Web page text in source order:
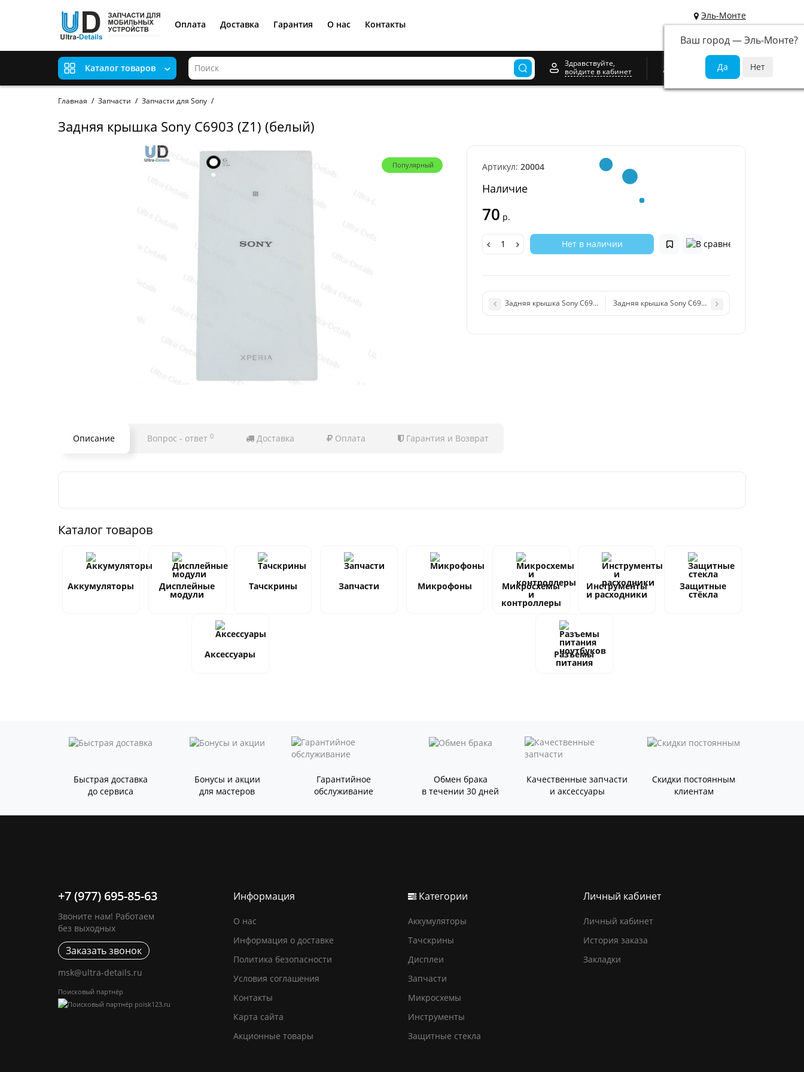
Эль-Монте
Ваш город —Эль-Монте?
Оплата Доставка Гарантия О нас Контакты
Каталог товаров
Здравствуйте,
войдите в кабинет
0
Главная Запчасти Запчасти для Sony
Задняя крышка Sony C6903 (Z1) (белый)
Популярный Артикул: 20004
Наличие
70 р.
Нет в наличии
Задняя крышка Sony C6903 (Z1) (черный)Задняя крышка Sony C6903 (Z1) (фиолетовый)
Описание Вопрос - ответ 0 Доставка Оплата Гарантия и Возврат
Каталог товаров
Аккумуляторы Дисплейные
модули
Тачскрины Запчасти Микрофоны Микросхемы
и
контроллеры
Инструменты
и расходники
Защитные
стёкла
Аксессуары Разъемы
питания
Быстрая доставка
до сервиса
Бонусы и акции
для мастеров
Гарантийное
обслуживание
Обмен брака
в течении 30 дней
Качественные запчасти
и аксессуары
Скидки постоянным
клиентам
+7 (977) 695-85-63
Звоните нам! Работаем
без выходных
Заказать звонок
msk@ultra-details.ru
Поисковый партнёр
Информация
О нас
Информация о доставке
Политика безопасности
Условия соглашения
Контакты
Карта сайта
Акционные товары
Категории
Аккумуляторы
Тачскрины
Дисплеи
Запчасти
Микросхемы
Инструменты
Защитные стекла
Личный кабинет
Личный кабинет
История заказа
Закладки